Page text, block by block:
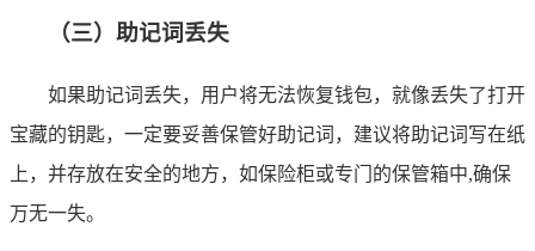
（三）助记词丢失
如果助记词丢失，用户将无法恢复钱包，就像丢失了打开
宝藏的钥匙，一定要妥善保管好助记词，建议将助记词写在纸
上，并存放在安全的地方，如保险柜或专门的保管箱中,确保
万无一失。